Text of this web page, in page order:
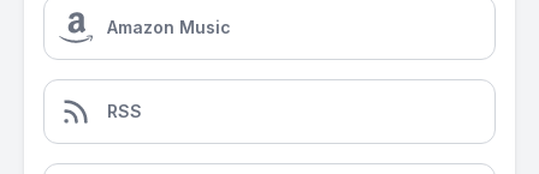
Amazon Music
RSS